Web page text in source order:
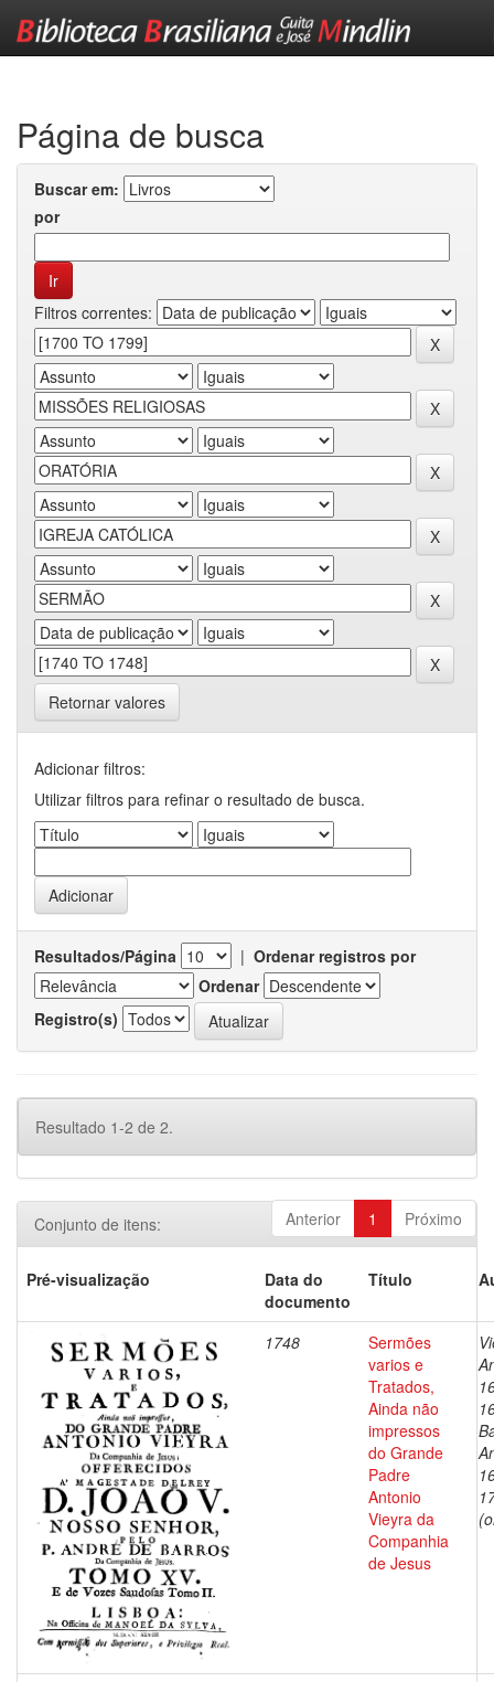
Página de busca
Buscar em:
por
Filtros correntes:
Retornar valores
Adicionar filtros:
Utilizar filtros para refinar o resultado de busca.
Resultados/Página | Ordenar registros por
Ordenar
Registro(s)
Resultado 1-2 de 2.
Anterior 1 Próximo
Conjunto de itens:
Pré-visualização
Data do
documento
Título
1748
Sermões
varios e
Tratados,
Ainda não
impressos
do Grande
Padre
Antonio
Vieyra da
Companhia
de Jesus